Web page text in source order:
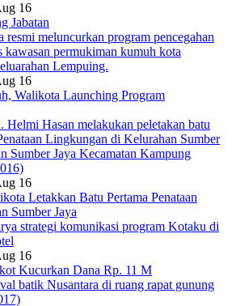
16
Jabatan
16
Walikota Launching Program
16
Letakkan Batu Pertama Penataan
Sumber Jaya
16
Kucurkan Dana Rp. 11 M